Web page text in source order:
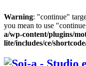
Warning: "continue"
you mean to use
a/wp-content/plugins/
lite/includes/ce/